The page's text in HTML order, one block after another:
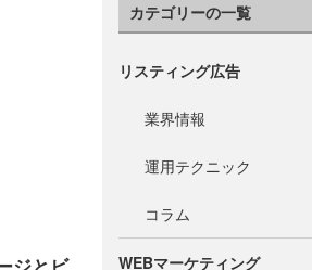
カテゴリーの一覧
リスティング広告
業界情報
運用テクニック
コラム
WEBマーケティング